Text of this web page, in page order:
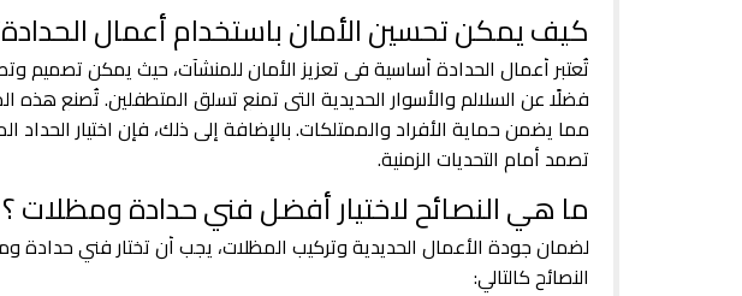
كيف يمكن تحسين الأمان باستخدام أعمال
تُعتبر أعمال الحدادة أساسية في تعزيز الأمان للمنشآت، حيث يمكن تصميم
فضلًا عن السلالم والأسوار الحديدية التي تمنع تسلق المتطفلين. تُصنع هذه
مما يضمن حماية الأفراد والممتلكات. بالإضافة إلى ذلك، فإن اختيار
تصمد أمام التحديات الزمنية.
ما هي النصائح لاختيار أفضل فني حدادة ومظلات ؟
لضمان جودة الأعمال الحديدية وتركيب المظلات، يجب أن تختار فني
النصائح كالتالي: